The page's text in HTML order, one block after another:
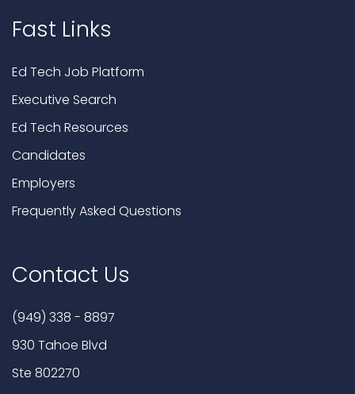
Fast Links
Ed Tech Job Platform
Executive Search
Ed Tech Resources
Candidates
Employers
Frequently Asked Questions
Contact Us
(949) 338 - 8897
930 Tahoe Blvd
Ste 802270